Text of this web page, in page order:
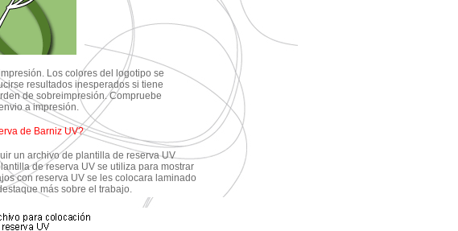
Los colores del logotipo se
resultados inesperados si tiene
de sobreimpresión. Compruebe
a impresión.
de Barniz UV?
un archivo de plantilla de reserva UV
de reserva UV se utiliza para mostrar
con reserva UV se les colocara laminado
más sobre el trabajo.